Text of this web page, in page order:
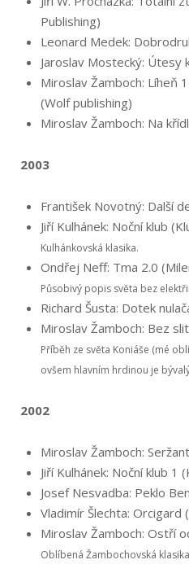
Publishing)
Leonard Medek:
Jaroslav Mostecký: Útesy
Miroslav Žamboch: Líheň
(Wolf publishing)
Miroslav Žamboch: Na
2003
František Novotný: Další
Jiří Kulhánek: Noční klub
Kulhán­kovská klasika.
Ondřej Neff: Tma 2.0
Pů­sobivý popis světa bez
Richard Šusta: Dotek
Miroslav Žamboch: Bez
Příběh ze světa Koniáše (mé
ovšem hlavním hrdinou je
2002
Miroslav Žamboch:
Jiří Kulhánek: Noční klub 1
Josef Nesvadba: Peklo
Vladimír Šlechta: Orcigard
Miroslav Žamboch: Ostří
Oblíbená Žambochovská klasika